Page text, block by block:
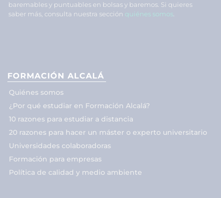
baremables y puntuables en bolsas y baremos. Si quieres
saber más, consulta nuestra sección quiénes somos
FORMACIÓN ALCALÁ
Quiénes somos
¿Por qué estudiar en Formación Alcalá?
10 razones para estudiar a distancia
20 razones para hacer un máster o experto universitario
Universidades colaboradoras
Formación para empresas
Política de calidad y medio ambiente